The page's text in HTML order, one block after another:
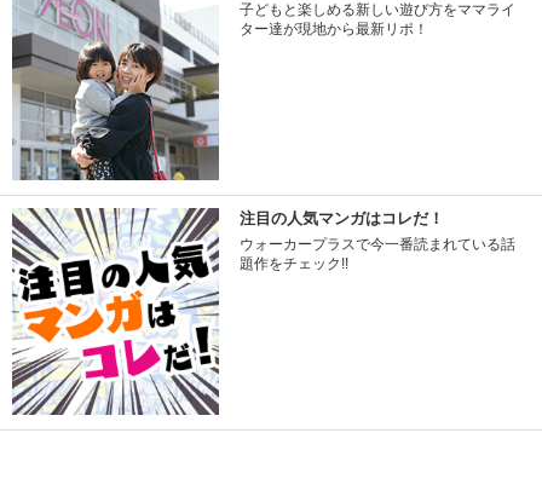
子どもと楽しめる新しい遊び方をママライ
ター達が現地から最新リポ！
注目の人気マンガはコレだ！
ウォーカープラスで今一番読まれている話
題作をチェック!!